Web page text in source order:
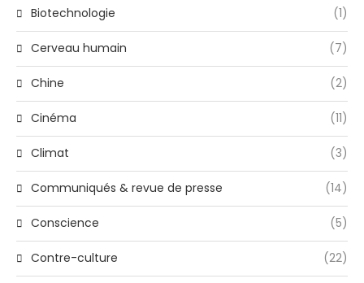
Biotechnologie (1)
Cerveau humain (7)
Chine (2)
Cinéma (11)
Climat (3)
Communiqués & revue de presse (14)
Conscience (5)
Contre-culture (22)